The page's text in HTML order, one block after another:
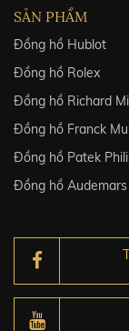
SẢN PHẨM
Đồng hồ Hublot
Đồng hồ Rolex
Đồng hồ Richard
Đồng hồ Franck
Đồng hồ Patek
Đồng hồ